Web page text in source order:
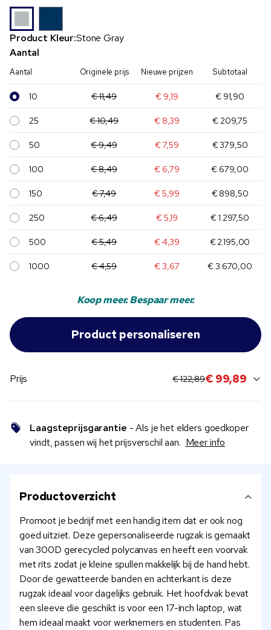
Product Kleur:Stone Gray
Aantal
Aantal Originele prijs Nieuwe prijzen Subtotaal
10 € 11,49 € 9,19 € 91,90
25 € 10,49 € 8,39 € 209,75
50 € 9,49 € 7,59 € 379,50
100 € 8,49 € 6,79 € 679,00
150 € 7,49 € 5,99 € 898,50
250 € 6,49 € 5,19 € 1.297,50
500 € 5,49 € 4,39 € 2.195,00
1000 € 4,59 € 3,67 € 3.670,00
Koop meer. Bespaar meer.
Prijs original price:
€ 122,89current sale price:
€ 99,89
Laagsteprijsgarantie - Als je het elders goedkoper
vindt, passen wij het prijsverschil aan. Meer info
Productoverzicht
Promoot je bedrijf met een handig item dat er ook nog
goed uitziet. Deze gepersonaliseerde rugzak is gemaakt
van 300D gerecycled polycanvas en heeft een voorvak
met rits zodat je kleine spullen makkelijk bij de hand hebt.
Door de gewatteerde banden en achterkant is deze
rugzak ideaal voor dagelijks gebruik. Het hoofdvak bevat
een sleeve die geschikt is voor een 17-inch laptop, wat
hem ideaal maakt voor werknemers en studenten. Pas